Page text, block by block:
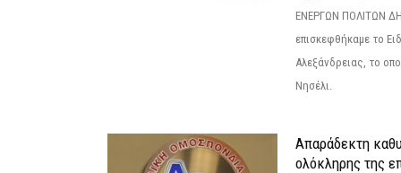
ΕΝΕΡΓΩΝ ΠΟΛΙΤΩΝ
επισκεφθήκαμε το
Αλεξάνδρειας, το
Νησέλι.
Απαράδεκτη
ολόκληρης της